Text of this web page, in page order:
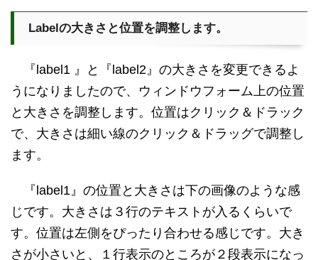
Labelの大きさと位置を調整します。
『label1 』と『label2』の大きさを変更できるよ
うになりましたので、ウィンドウフォーム上の位置
と大きさを調整します。位置はクリック＆ドラック
で、大きさは細い線のクリック＆ドラッグで調整し
ます。
『label1』の位置と大きさは下の画像のような感
じです。大きさは３行のテキストが入るくらいで
す。位置は左側をぴったり合わせる感じです。大き
さが小さいと、１行表示のところが２段表示になっ